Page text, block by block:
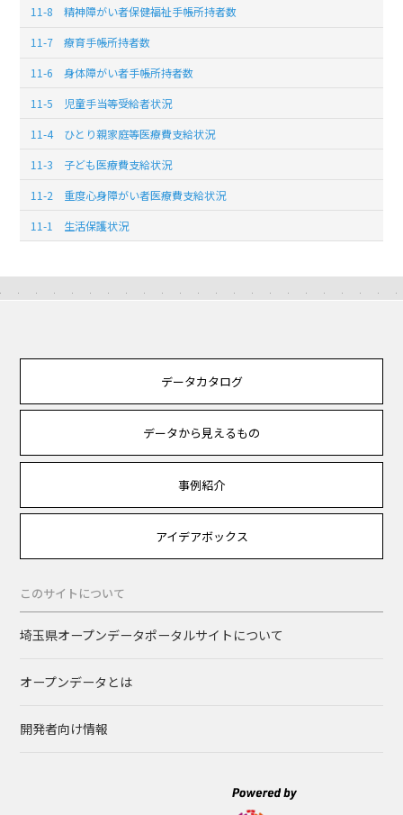
11-8 精神障がい者保健福祉手帳所持者数
11-7 療育手帳所持者数
11-6 身体障がい者手帳所持者数
11-5 児童手当等受給者状況
11-4 ひとり親家庭等医療費支給状況
11-3 子ども医療費支給状況
11-2 重度心身障がい者医療費支給状況
11-1 生活保護状況
データカタログ
データから見えるもの
事例紹介
アイデアボックス
このサイトについて
埼玉県オープンデータポータルサイトについて
オープンデータとは
開発者向け情報